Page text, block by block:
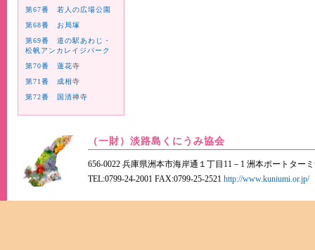
第67番 若人の広場公園
第68番 お局塚
第69番 道の駅あわじ・
松帆アンカレイジパーク
第70番 蓮花寺
第71番 成相寺
第72番 国清禅寺
（一財）淡路島くにうみ協会
656-0022 兵庫県洲本市海岸通１丁目11－1 洲本ポートター
TEL:0799-24-2001 FAX:0799-25-2521 http://www.kuniumi.or.jp/